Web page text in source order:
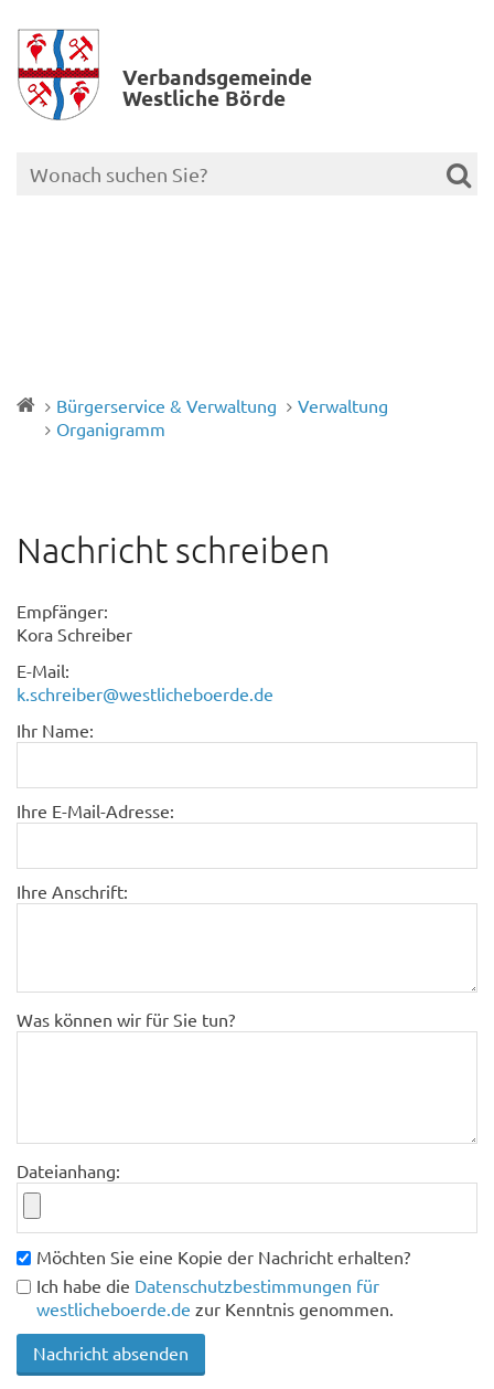
Verbands­gemeinde
Westliche Börde
Bürgerservice & Verwaltung
Verwaltung
Organigramm
Nachricht schreiben
Empfänger:
Kora Schreiber
E-Mail:
k.schreiber@westlicheboerde.de
Ihr Name:
Ihre E-Mail-Adresse:
Ihre Anschrift:
Was können wir für Sie tun?
Dateianhang:
Möchten Sie eine Kopie der Nachricht erhalten?
Ich habe die Datenschutzbestimmungen für
westlicheboerde.de zur Kenntnis genommen.